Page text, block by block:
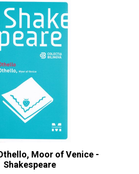
Moor of Venice -
Shakespeare